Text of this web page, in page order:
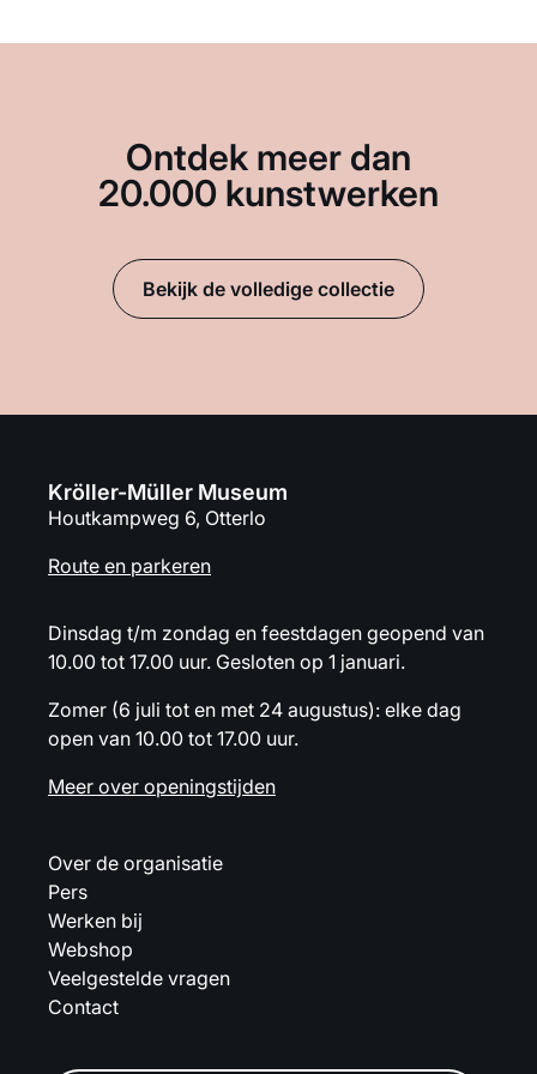
Ontdek meer dan
20.000 kunstwerken
Bekijk de volledige collectie
Kröller-Müller Museum
Houtkampweg 6, Otterlo
Route en parkeren
Dinsdag t/m zondag en feestdagen geopend van
10.00 tot 17.00 uur. Gesloten op 1 januari.
Zomer (6 juli tot en met 24 augustus): elke dag
open van 10.00 tot 17.00 uur.
Meer over openingstijden
Over de organisatie
Pers
Werken bij
Webshop
Veelgestelde vragen
Contact